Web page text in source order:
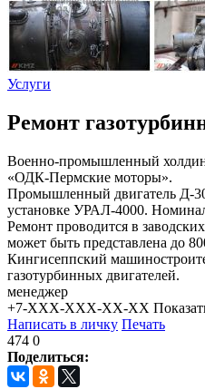
Услуги
Ремонт
Военно-промышленный
«ОДК-Пермские моторы».
Промышленный двигатель Д-
установке УРАЛ-4000.
Ремонт проводится в
может быть представлена до
Кингисеппский
газотурбинных двигателей.
менеджер
+7-XXX-XXX-XX-XX
Написать в личку Печать
474 0
Поделиться: